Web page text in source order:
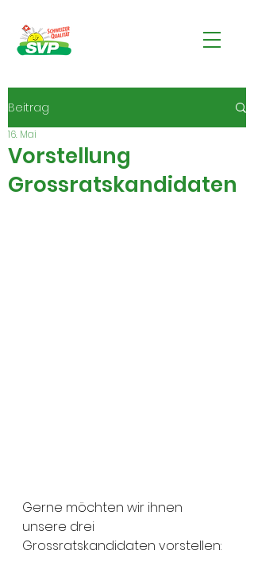
Beitrag
Vorstellung
Grossratskandidaten
16. Mai
Gerne möchten wir ihnen
unsere drei
Grossratskandidaten vorstellen: